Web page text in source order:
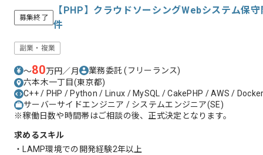
募集終了
【PHP】クラウドソーシングWebシステム保
件
副業・複業
〜80万円／月 業務委託(フリーランス)
六本木一丁目(東京都)
C++ / PHP / Python / Linux / MySQL / CakePHP / AWS /
サーバーサイドエンジニア / システムエンジニア(SE)
※稼働日数や時間帯はご相談の後、正式決定となります。
求めるスキル
・LAMP環境での開発経験2年以上